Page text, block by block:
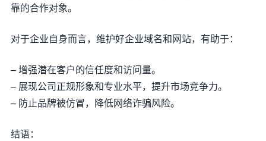
靠的合作对象。
对于企业自身而言，维护好企业域名和网站，有助于：
– 增强潜在客户的信任度和访问量。
– 展现公司正规形象和专业水平，提升市场竞争力。
– 防止品牌被仿冒，降低网络诈骗风险。
结语：